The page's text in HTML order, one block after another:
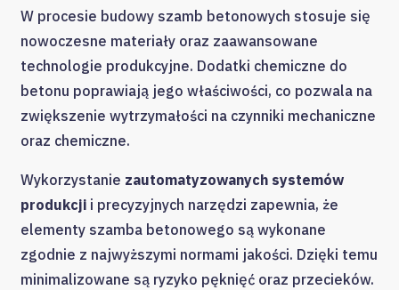
W procesie budowy szamb betonowych stosuje się
nowoczesne materiały oraz zaawansowane
technologie produkcyjne. Dodatki chemiczne do
betonu poprawiają jego właściwości, co pozwala na
zwiększenie wytrzymałości na czynniki mechaniczne
oraz chemiczne.
Wykorzystanie zautomatyzowanych systemów
produkcji i precyzyjnych narzędzi zapewnia, że
elementy szamba betonowego są wykonane
zgodnie z najwyższymi normami jakości. Dzięki temu
minimalizowane są ryzyko pęknięć oraz przecieków.